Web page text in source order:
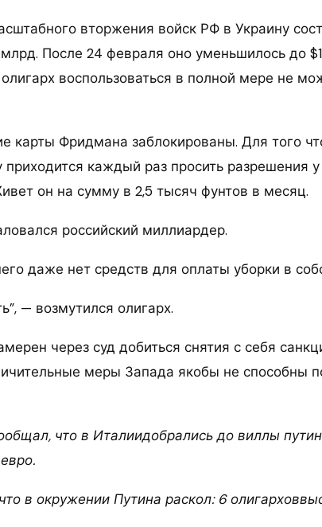
вторжения войск РФ в Украину
После 24 февраля оно уменьшилось до
воспользоваться в полной мере не
карты Фридмана заблокированы. Для того
приходится каждый раз просить разрешения
он на сумму в 2,5 тысяч фунтов в месяц.
российский миллиардер.
даже нет средств для оплаты уборки в
— возмутился олигарх.
через суд добиться снятия с себя
меры Запада якобы не способны
что в Италиидобрались до виллы
в окружении Путина раскол: 6